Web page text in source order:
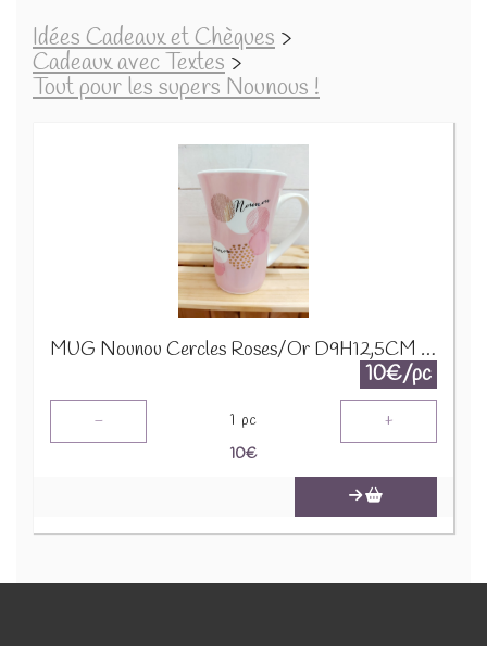
Idées Cadeaux et Chèques >
Cadeaux avec Textes >
Tout pour les supers Nounous !
MUG Nounou Cercles Roses/Or D9H12,5CM 24320
10€/pc
- 1 pc +
10€